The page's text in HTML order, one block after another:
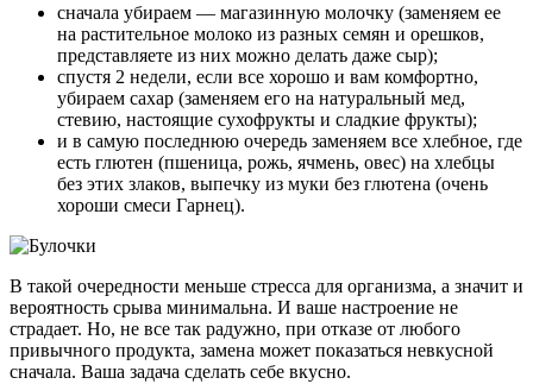
сначала убираем — магазинную молочку (заменяем ее
на растительное молоко из разных семян и орешков,
представляете из них можно делать даже сыр);
спустя 2 недели, если все хорошо и вам комфортно,
убираем сахар (заменяем его на натуральный мед,
стевию, настоящие сухофрукты и сладкие фрукты);
и в самую последнюю очередь заменяем все хлебное, где
есть глютен (пшеница, рожь, ячмень, овес) на хлебцы
без этих злаков, выпечку из муки без глютена (очень
хороши смеси Гарнец).
В такой очередности меньше стресса для организма, а значит и
вероятность срыва минимальна. И ваше настроение не
страдает. Но, не все так радужно, при отказе от любого
привычного продукта, замена может показаться невкусной
сначала. Ваша задача сделать себе вкусно.